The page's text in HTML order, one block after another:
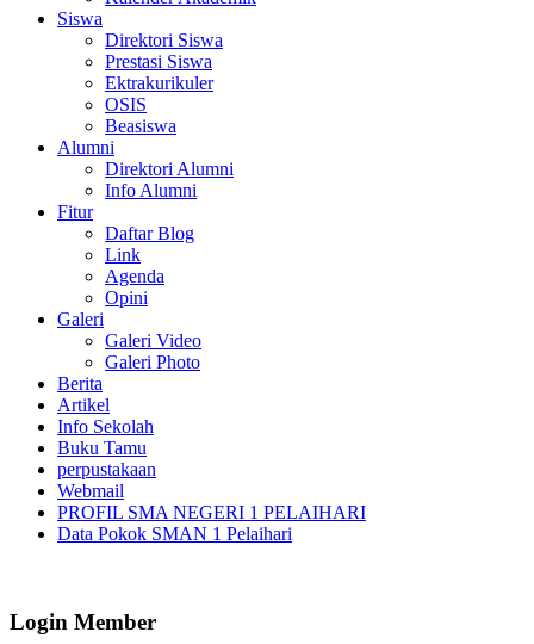
Siswa
Direktori Siswa
Prestasi Siswa
Ektrakurikuler
OSIS
Beasiswa
Alumni
Direktori Alumni
Info Alumni
Fitur
Daftar Blog
Link
Agenda
Opini
Galeri
Galeri Video
Galeri Photo
Berita
Artikel
Info Sekolah
Buku Tamu
perpustakaan
Webmail
PROFIL SMA NEGERI 1 PELAIHARI
Data Pokok SMAN 1 Pelaihari
Login Member